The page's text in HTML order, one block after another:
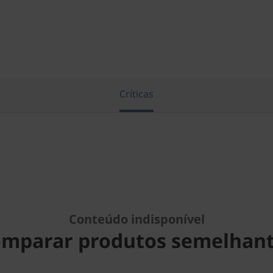
Críticas
Conteúdo indisponível
produtos